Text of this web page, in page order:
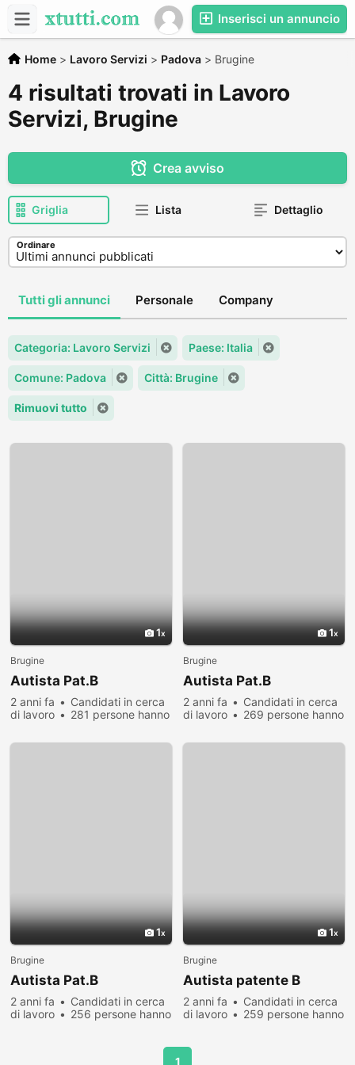
Inserisci un annuncio
Home > Lavoro Servizi > Padova > Brugine
4 risultati trovati in Lavoro
Servizi, Brugine
Crea avviso
Griglia Lista Dettaglio
Ordinare
Tutti gli annunci Personale Company
Categoria: Lavoro Servizi Paese: Italia
Comune: Padova Città: Brugine
Rimuovi tutto
1
Brugine
Autista Pat.B
2 anni fa
Candidati in cerca
di lavoro
281 persone hanno
1
Brugine
Autista Pat.B
2 anni fa
Candidati in cerca
di lavoro
269 persone hanno
1
Brugine
Autista Pat.B
2 anni fa
Candidati in cerca
di lavoro
256 persone hanno
1
Brugine
Autista patente B
2 anni fa
Candidati in cerca
di lavoro
259 persone hanno
1